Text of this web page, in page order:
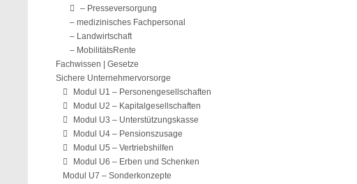
– Presseversorgung
– medizinisches Fachpersonal
– Landwirtschaft
– MobilitätsRente
Fachwissen | Gesetze
Sichere Unternehmervorsorge
Modul U1 – Personengesellschaften
Modul U2 – Kapitalgesellschaften
Modul U3 – Unterstützungskasse
Modul U4 – Pensionszusage
Modul U5 – Vertriebshilfen
Modul U6 – Erben und Schenken
Modul U7 – Sonderkonzepte